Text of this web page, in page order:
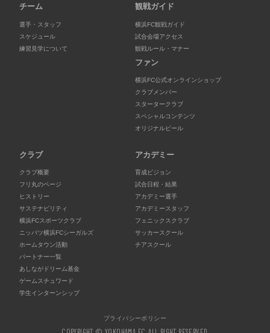
チーム
選手・スタッフ
スケジュール
練習見学について
観戦ガイド
横浜FC観戦ガイド
試合会場アクセス
観戦ルール・マナー
ファン
横浜FC公式オンラインショップ
クラブメンバー
スタータークラブ
スペシャルコンテンツ
オリジナルビール
クラブ
クラブ概要
フリ丸のページ
ヒストリー
サステナビリティ
横浜FCスポーツクラブ
ニッパツ横浜FCシーガルズ
ホームタウン活動
パートナー一覧
あしながドリーム基金
ゲームスチュワード
学生インターンシップ
アカデミー
育成ビジョン
試合日程・結果
アカデミー選手
アカデミースタッフ
フェニックスクラブ
サッカースクール
チアスクール
プライバシーポリシー